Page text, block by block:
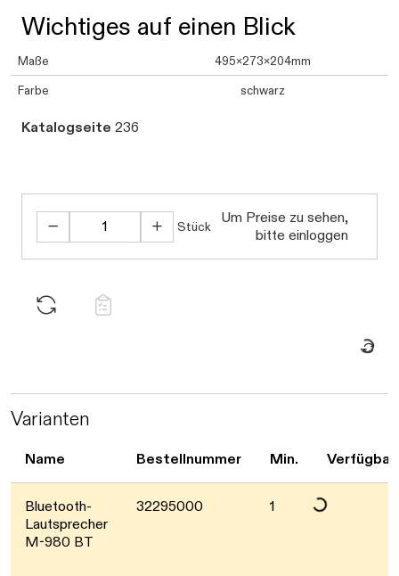
Wichtiges auf einen Blick
Maße 495x273x204mm
Farbe schwarz
Katalogseite 236
Stück
Um Preise zu sehen,
bitte einloggen
Daten
Varianten
Name Bestellnummer Min.
Bluetooth-
Lautsprecher
M-980 BT
32295000 1 Daten werden